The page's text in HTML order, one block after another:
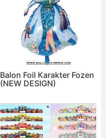
Balon Foil Karakter Fozen
(NEW DESIGN)